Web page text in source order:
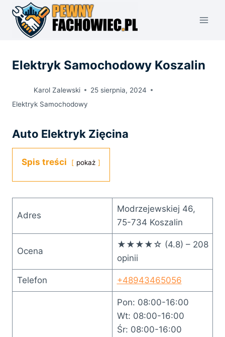
Przejdź
treści
Elektryk Samochodowy Koszalin
Karol Zalewski
25 sierpnia, 2024
Elektryk Samochodowy
Auto Elektryk Zięcina
Spis treści pokaż
Adres
Modrzejewskiej 46,
75-734 Koszalin
Ocena
★★★★☆ (4.8) – 208
opinii
Telefon +48943465056
Pon: 08:00-16:00
Wt: 08:00-16:00
Śr: 08:00-16:00